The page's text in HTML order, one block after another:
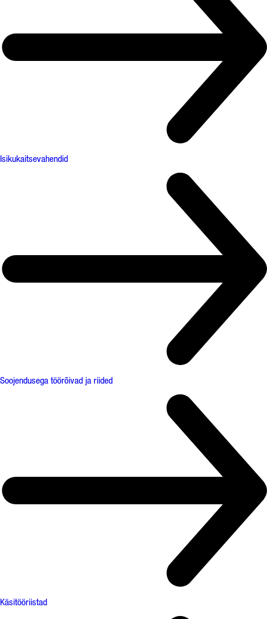
Isikukaitsevahendid
Soojendusega töörõivad ja riided
Käsitööriistad